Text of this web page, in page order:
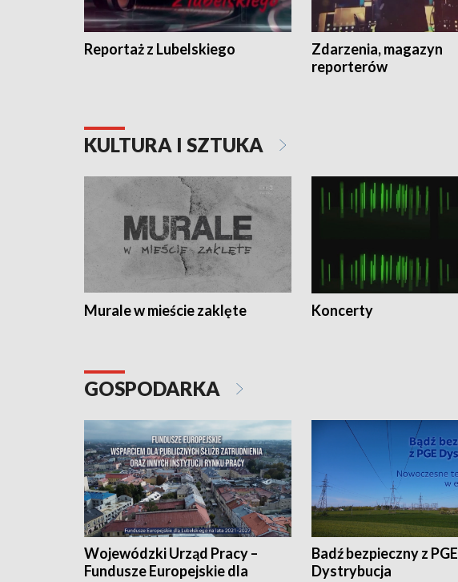
Reportaż z Lubelskiego
Zdarzenia, magazyn
reporterów
KULTURA I SZTUKA
Murale w mieście zaklęte Koncerty
GOSPODARKA
Wojewódzki Urząd Pracy –
Fundusze Europejskie dla
Badź bezpieczny z PGE
Dystrybucja